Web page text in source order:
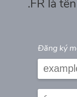
.FR là
Đăng ký